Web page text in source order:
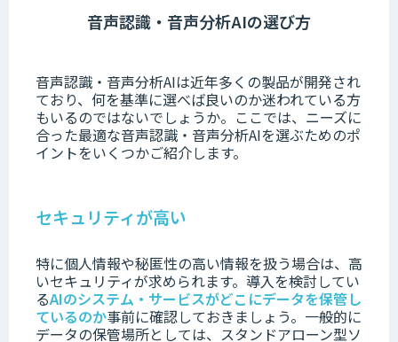
音声認識・音声分析AIの選び方
音声認識・音声分析AIは近年多くの製品が開発され
ており、何を基準に選べば良いのか迷われている方
もいるのではないでしょうか。 ここでは、ニーズに
合った最適な音声認識・音声分析AIを選ぶためのポ
イントをいくつかご紹介します。
セキュリティが高い
特に個人情報や秘匿性の高い情報を扱う場合は、高
いセキュリティが求められます。 導入を検討してい
るAIのシステム・サービスがどこにデータを保管し
ているのか事前に確認しておきましょう。 一般的に
データの保管場所としては、スタンドアローン型ソ